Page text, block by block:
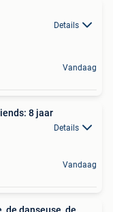
Details
Vandaag
8 jaar
Details
Vandaag